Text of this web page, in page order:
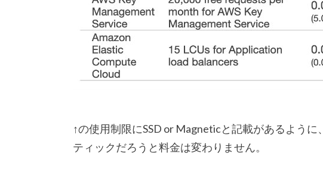
↑の使用制限にSSD or Magneticと記載があるよう
ティックだろうと料金は変わりません。